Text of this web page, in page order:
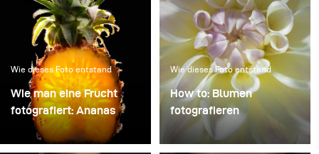
Wie dieses Foto entstand
Wie man eine Frucht
fotografiert: Ananas
Wie dieses Foto entstand
How to: Blumen
fotografieren